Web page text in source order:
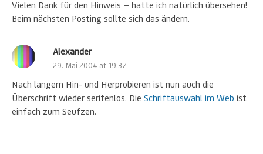
Vielen Dank für den Hinweis — hatte ich natürlich übersehen!
Beim nächsten Posting sollte sich das ändern.
Alexander
29. Mai 2004 at 19:37
Nach langem Hin- und Herprobieren ist nun auch die
Überschrift wieder serifenlos. Die Schriftauswahl im Web ist
einfach zum Seufzen.